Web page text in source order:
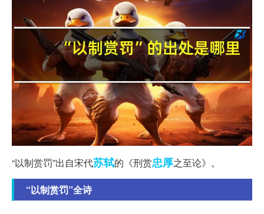
“以制赏罚”出自宋代苏轼的《刑赏忠厚之至论》。
“以制赏罚”全诗